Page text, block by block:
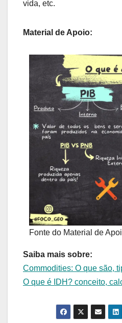
vida, etc.
Material de Apoio:
Fonte do Material de
Saiba mais sobre:
Commodities: O que são,
O que é IDH? conceito,